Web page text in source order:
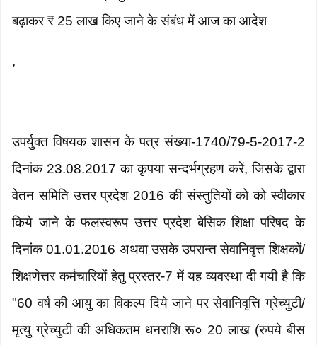
बढ़ाकर ₹ 25 लाख किए जाने के संबंध में आज का आदेश
,
उपर्युक्त विषयक शासन के पत्र संख्या-1740/79-5-2017-2
दिनांक 23.08.2017 का कृपया सन्दर्भग्रहण करें, जिसके द्वारा
वेतन समिति उत्तर प्रदेश 2016 की संस्तुतियों को को स्वीकार
किये जाने के फलस्वरूप उत्तर प्रदेश बेसिक शिक्षा परिषद के
दिनांक 01.01.2016 अथवा उसके उपरान्त सेवानिवृत्त शिक्षकों/
शिक्षणेत्तर कर्मचारियों हेतु प्रस्तर-7 में यह व्यवस्था दी गयी है कि
"60 वर्ष की आयु का विकल्प दिये जाने पर सेवानिवृत्ति ग्रेच्युटी/
मृत्यु ग्रेच्युटी की अधिकतम धनराशि रू० 20 लाख (रुपये बीस